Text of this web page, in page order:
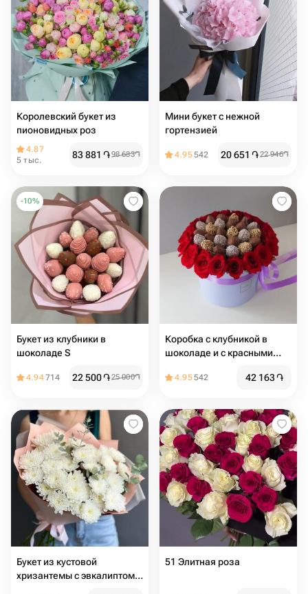
Королевский букет из
пионовидных роз
4.87
5 тыс.
83 881 ֏98 683֏
Мини букет с нежной
гортензией
4.95542 20 651 ֏22 946֏
-10%
Букет из клубники в
шоколаде S
4.94714 22 500֏25 000֏
Коробка с клубникой в
шоколаде и с красными
4.95542 42 163֏
Букет из кустовой
хризантемы с эвкалиптом
51 Элитная роза️